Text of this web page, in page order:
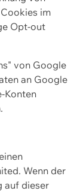
im
Opt-out
von Google
an Google
Konten
Wenn der
auf dieser